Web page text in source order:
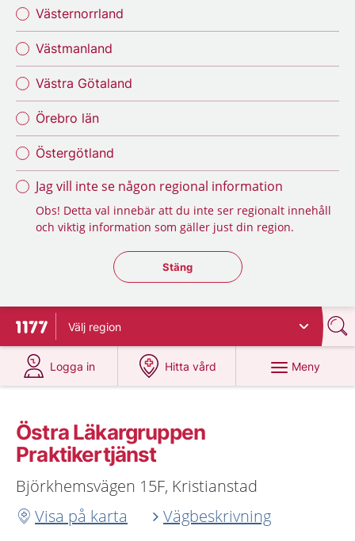
Västernorrland
Västmanland
Västra Götaland
Örebro län
Östergötland
Jag vill inte se någon regional information
Obs! Detta val innebär att du inte ser regionalt innehåll
och viktig information som gäller just din region.
Stäng regionsväljaren
Stäng
Till startsidan för 1177
Välj region
Logga in
på 1177.se
Hitta vård
på 1177.se
Meny
Östra Läkargruppen
Praktikertjänst
Björkhemsvägen 15F, Kristianstad
Visa på karta
Vägbeskrivning